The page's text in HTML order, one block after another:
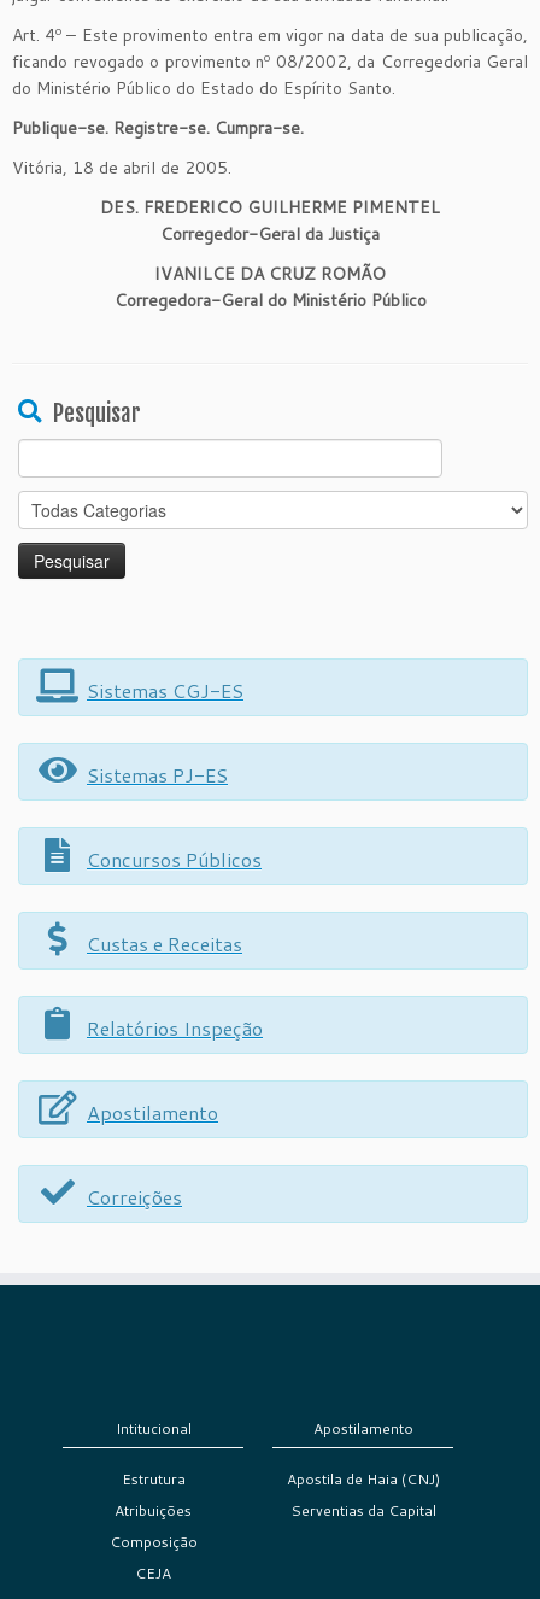
Art. 4º – Este provimento entra em vigor na data de sua publicação,
ficando revogado o provimento nº 08/2002, da Corregedoria Geral
do Ministério Público do Estado do Espírito Santo.
Publique-se. Registre-se. Cumpra-se.
Vitória, 18 de abril de 2005.
DES. FREDERICO GUILHERME PIMENTEL
Corregedor-Geral da Justiça
IVANILCE DA CRUZ ROMÃO
Corregedora-Geral do Ministério Público
Pesquisar
Search
for:
Sistemas CGJ-ES
Sistemas PJ-ES
Concursos Públicos
Custas e Receitas
Relatórios Inspeção
Apostilamento
Correições
Intitucional
Estrutura
Atribuições
Composição
CEJA
Apostilamento
Apostila de Haia (CNJ)
Serventias da Capital